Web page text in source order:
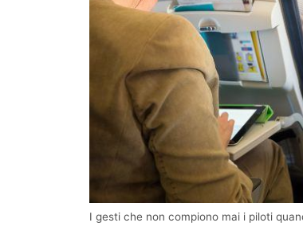
I gesti che non compiono mai i piloti